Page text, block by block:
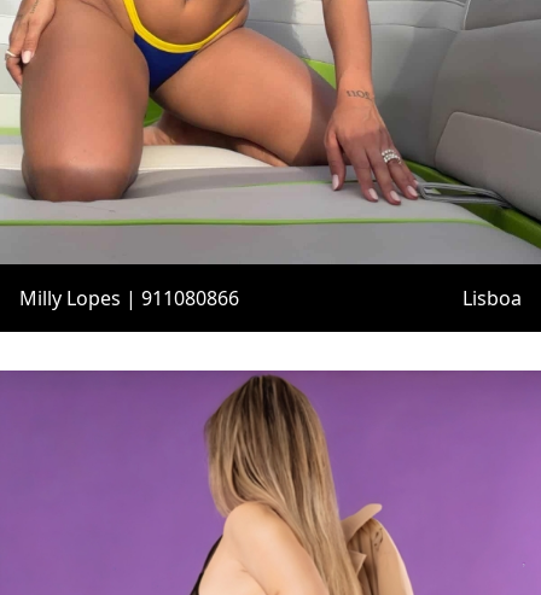
Milly Lopes | 911080866 Lisboa